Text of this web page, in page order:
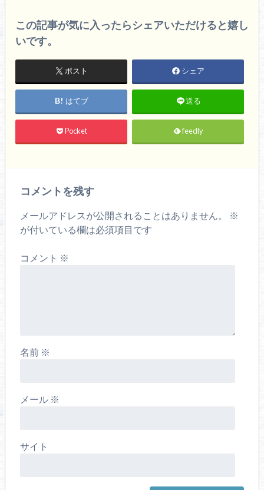
この記事が気に入ったらシェアいただけると嬉し
いです。
ポスト シェア
はてブ 送る
Pocket feedly
コメントを残す
メールアドレスが公開されることはありません。
※
が付いている欄は必須項目です
コメント ※
名前 ※
メール ※
サイト